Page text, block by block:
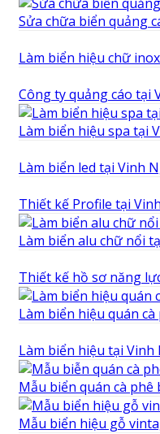
Sửa chữa biển quảng
Làm biển hiệu chữ
Công ty quảng cáo tại
Làm biển hiệu spa tại
Làm biển led tại Vinh
Thiết kế Profile tại
Làm biển alu chữ nổi
Thiết kế hồ sơ năng
Làm biển hiệu quán
Làm biển hiệu tại Vinh
Mẫu biển quán cà phê
Mẫu biển hiệu gỗ